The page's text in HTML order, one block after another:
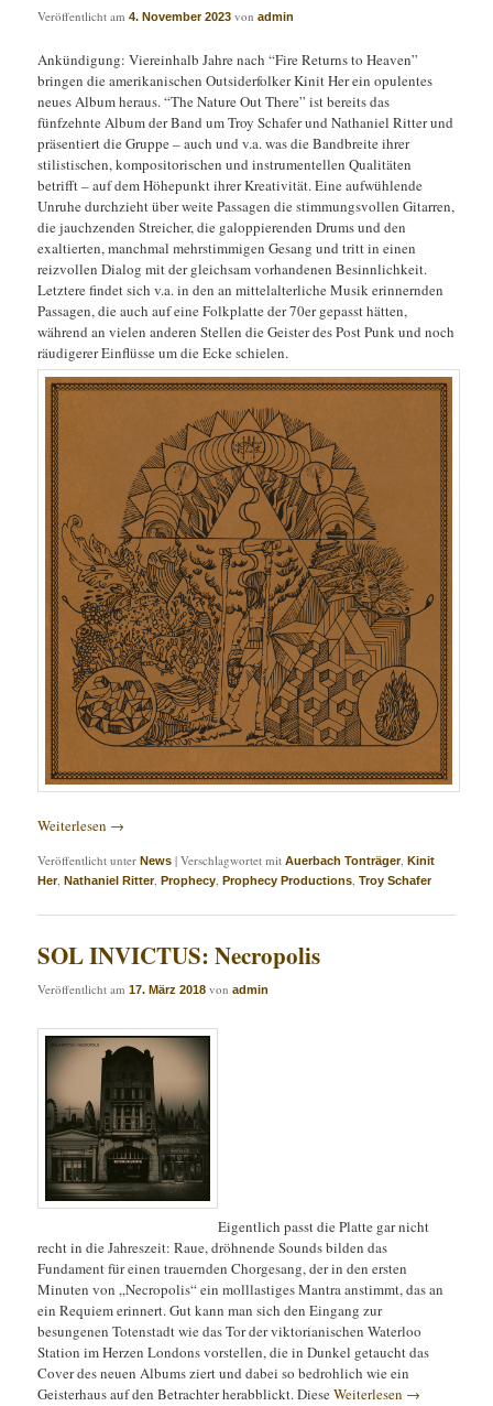
Veröffentlicht am4. November 2023 vonadmin
Ankündigung: Viereinhalb Jahre nach “Fire Returns to Heaven”
bringen die amerikanischen Outsiderfolker Kinit Her ein opulentes
neues Album heraus. “The Nature Out There” ist bereits das
fünfzehnte Album der Band um Troy Schafer und Nathaniel Ritter und
präsentiert die Gruppe – auch und v.a. was die Bandbreite ihrer
stilistischen, kompositorischen und instrumentellen Qualitäten
betrifft – auf dem Höhepunkt ihrer Kreativität. Eine aufwühlende
Unruhe durchzieht über weite Passagen die stimmungsvollen Gitarren,
die jauchzenden Streicher, die galoppierenden Drums und den
exaltierten, manchmal mehrstimmigen Gesang und tritt in einen
reizvollen Dialog mit der gleichsam vorhandenen Besinnlichkeit.
Letztere findet sich v.a. in den an mittelalterliche Musik erinnernden
Passagen, die auch auf eine Folkplatte der 70er gepasst hätten,
während an vielen anderen Stellen die Geister des Post Punk und noch
räudigerer Einflüsse um die Ecke schielen.
Weiterlesen →
Veröffentlicht unter News |Verschlagwortet mit Auerbach Tonträger,Kinit
Her,Nathaniel Ritter,Prophecy,Prophecy Productions,Troy Schafer
SOL INVICTUS: Necropolis
Veröffentlicht am17. März 2018 vonadmin
Eigentlich passt die Platte gar nicht
recht in die Jahreszeit: Raue, dröhnende Sounds bilden das
Fundament für einen trauernden Chorgesang, der in den ersten
Minuten von „Necropolis“ ein molllastiges Mantra anstimmt, das an
ein Requiem erinnert. Gut kann man sich den Eingang zur
besungenen Totenstadt wie das Tor der viktorianischen Waterloo
Station im Herzen Londons vorstellen, die in Dunkel getaucht das
Cover des neuen Albums ziert und dabei so bedrohlich wie ein
Geisterhaus auf den Betrachter herabblickt. DieseWeiterlesen →